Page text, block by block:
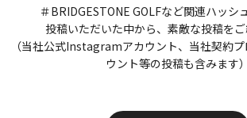
＃BRIDGESTONE GOLFなど関連ハッシ
投稿いただいた中から、素敵な投稿をご
（当社公式Instagramアカウント、当社契約
ウント等の投稿も含みます）